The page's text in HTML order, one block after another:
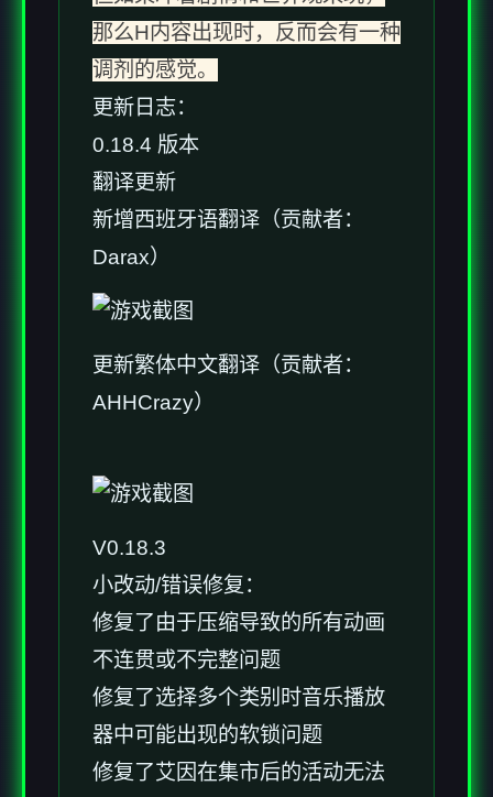
那么H内容出现时，反而会有一种
调剂的感觉。
更新日志：
0.18.4 版本
翻译更新
新增西班牙语翻译（贡献者：
Darax）
更新繁体中文翻译（贡献者：
AHHCrazy）
V0.18.3
小改动/错误修复：
修复了由于压缩导致的所有动画
不连贯或不完整问题
修复了选择多个类别时音乐播放
器中可能出现的软锁问题
修复了艾因在集市后的活动无法